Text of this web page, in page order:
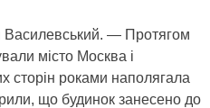
Василевський. — Протягом
місто Москва і
сторін роками наполягала
що будинок занесено до